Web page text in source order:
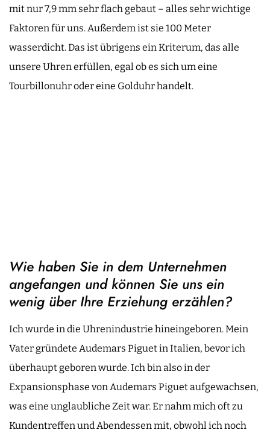
mit nur 7,9 mm sehr flach gebaut – alles sehr wichtige
Faktoren für uns. Außerdem ist sie 100 Meter
wasserdicht. Das ist übrigens ein Kriterum, das alle
unsere Uhren erfüllen, egal ob es sich um eine
Tourbillonuhr oder eine Golduhr handelt.
Wie haben Sie in dem Unternehmen
angefangen und können Sie uns ein
wenig über Ihre Erziehung erzählen?
Ich wurde in die Uhrenindustrie hineingeboren. Mein
Vater gründete Audemars Piguet in Italien, bevor ich
überhaupt geboren wurde. Ich bin also in der
Expansionsphase von Audemars Piguet aufgewachsen,
was eine unglaubliche Zeit war. Er nahm mich oft zu
Kundentreffen und Abendessen mit, obwohl ich noch